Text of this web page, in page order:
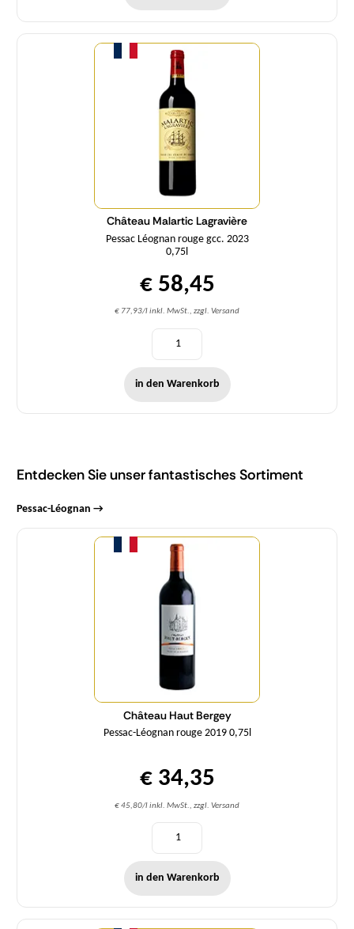
Château Malartic Lagravière
Pessac Léognan rouge gcc. 2023
0,75l
€ 58,45
€ 77,93/l inkl. MwSt., zzgl. Versand
Menge
in den Warenkorb
Entdecken Sie unser fantastisches Sortiment
Pessac-Léognan →
Château Haut Bergey
Pessac-Léognan rouge 2019 0,75l
€ 34,35
€ 45,80/l inkl. MwSt., zzgl. Versand
Menge
in den Warenkorb
Menge